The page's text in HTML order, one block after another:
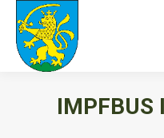
IMPFBUS